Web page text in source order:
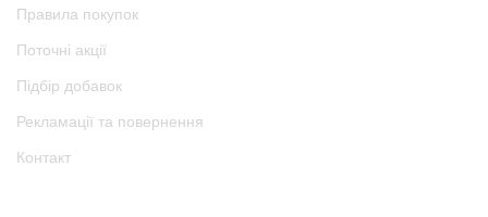
Правила покупок
Поточні акції
Підбір добавок
Рекламації та повернення
Контакт